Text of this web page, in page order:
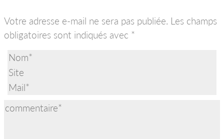
Votre adresse e-mail ne sera pas publiée. Les champs
obligatoires sont indiqués avec *